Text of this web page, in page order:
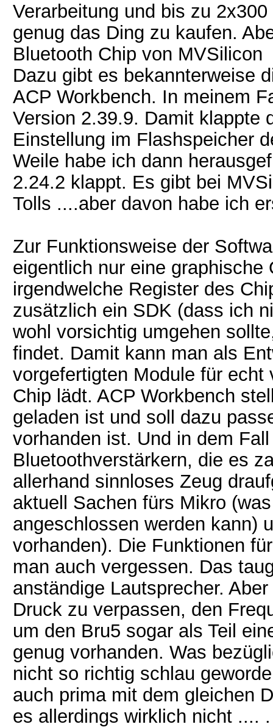
Verarbeitung und bis zu
genug das Ding zu kaufen.
Bluetooth Chip von
Dazu gibt es bekannterweise
ACP Workbench. In meinem
Version 2.39.9. Damit klappte
Einstellung im Flashspeicher
Weile habe ich dann
2.24.2 klappt. Es gibt bei
Tolls ....aber davon habe ich
Zur Funktionsweise der
eigentlich nur eine
irgendwelche Register des
zusätzlich ein SDK (dass ich
wohl vorsichtig umgehen
findet. Damit kann man als
vorgefertigten Module für
Chip lädt. ACP Workbench
geladen ist und soll dazu
vorhanden ist. Und in dem
Bluetoothverstärkern, die es
allerhand sinnloses Zeug
aktuell Sachen fürs Mikro
angeschlossen werden kann)
vorhanden). Die Funktionen
man auch vergessen. Das
anständige Lautsprecher.
Druck zu verpassen, den
um den Bru5 sogar als Teil
genug vorhanden. Was
nicht so richtig schlau
auch prima mit dem gleichen
es allerdings wirklich nicht ....